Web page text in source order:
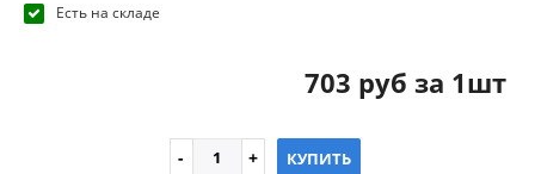
Есть на складе
703 руб за 1шт
КУПИТЬ